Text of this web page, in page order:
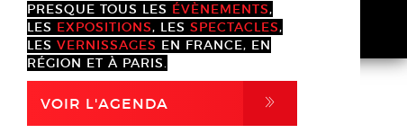
PRESQUE TOUS LES ÉVÈNEMENTS,
LES EXPOSITIONS, LES SPECTACLES,
LES VERNISSAGES EN FRANCE, EN
RÉGION ET À PARIS.
VOIR L'AGENDA ,